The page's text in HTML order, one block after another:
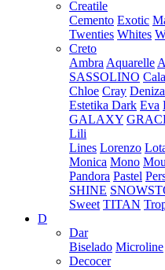
Creatile
Cemento Exotic
Twenties Whites
Creto
Ambra Aquarelle
SASSOLINO
Chloe Cray Deniza
Estetika Dark Eva
GALAXY
Lili
Lines Lorenzo
Monica Mono
Pandora Pastel
SHINE
Sweet TITAN
D
Dar
Biselado Microline
Decocer